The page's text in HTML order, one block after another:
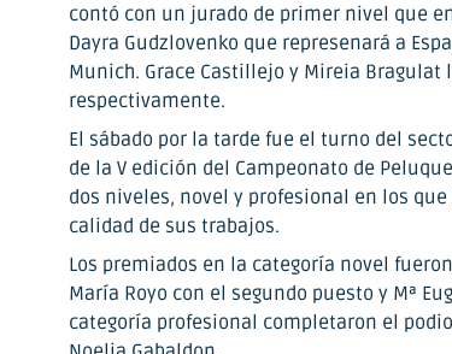
contó con un jurado de primer nivel que
Dayra Gudzlovenko que represenará a
Munich. Grace Castillejo y Mireia
respectivamente.
El sábado por la tarde fue el turno del
de la V edición del Campeonato de
dos niveles, novel y profesional en los
calidad de sus trabajos.
Los premiados en la categoría novel
María Royo con el segundo puesto y Mª
categoría profesional completaron el